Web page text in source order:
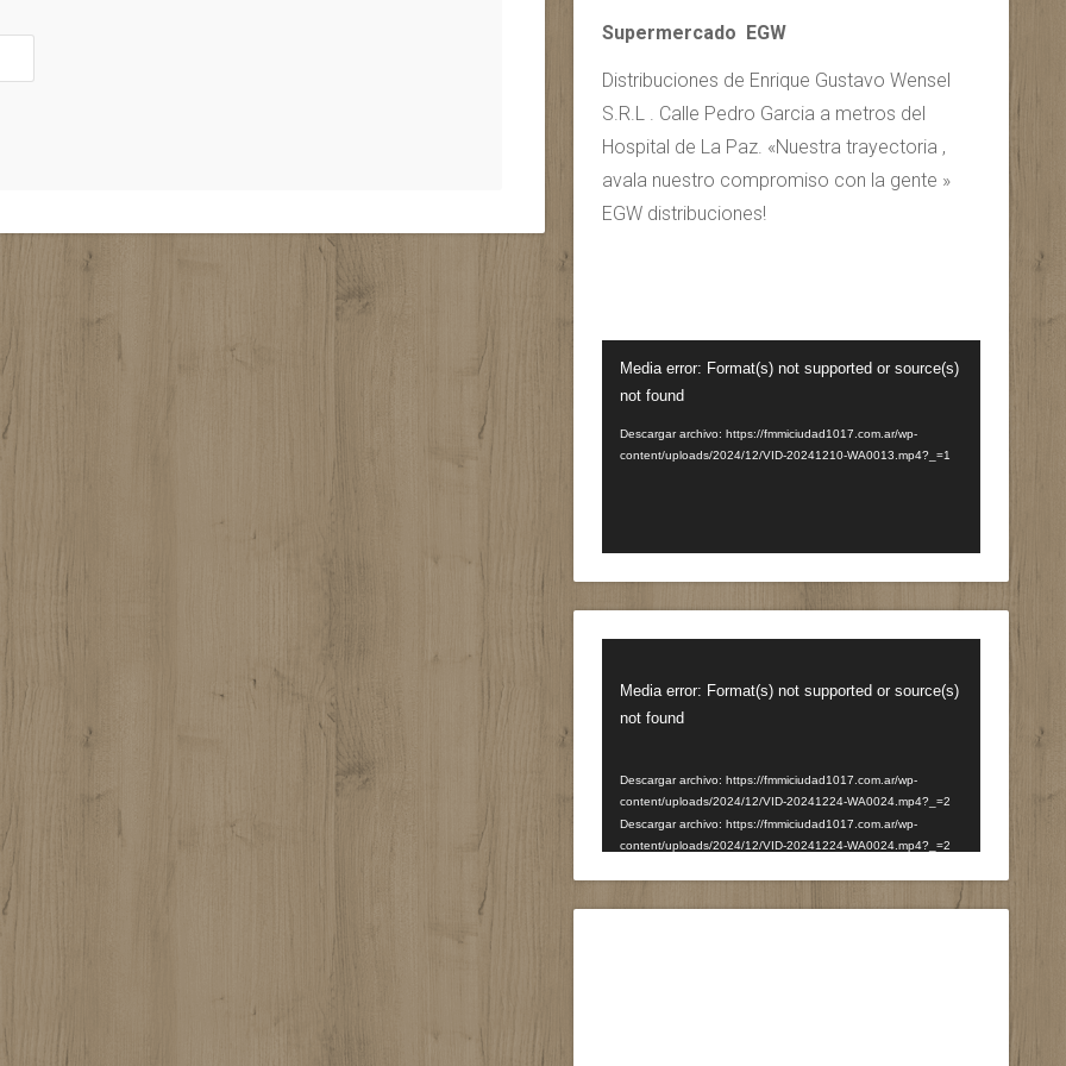
Supermercado EGW
Distribuciones de Enrique Gustavo Wensel
S.R.L . Calle Pedro Garcia a metros del
Hospital de La Paz. «Nuestra trayectoria ,
avala nuestro compromiso con la gente »
EGW distribuciones!
de
Media error: Format(s) not supported or source(s)
not found
Descargar archivo: https://fmmiciudad1017.com.ar/wp-
content/uploads/2024/12/VID-20241210-WA0013.mp4?_=1
de
vídeo
Media error: Format(s) not supported or source(s)
not found
Descargar archivo: https://fmmiciudad1017.com.ar/wp-
content/uploads/2024/12/VID-20241224-WA0024.mp4?_=2
Descargar archivo: https://fmmiciudad1017.com.ar/wp-
content/uploads/2024/12/VID-20241224-WA0024.mp4?_=2